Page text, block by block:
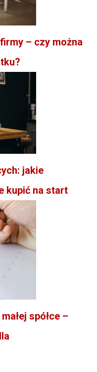
– czy można
jakie
kupić na start
spółce –